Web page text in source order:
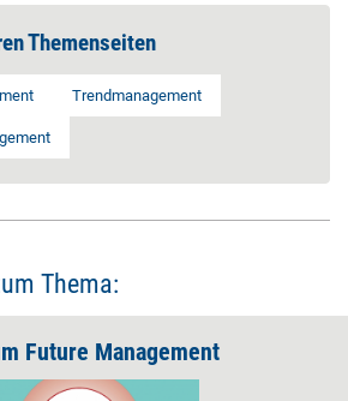
Themenseiten
Trendmanagement
Thema:
Future Management